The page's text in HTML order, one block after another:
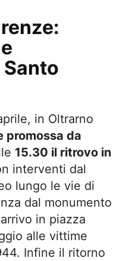
in Oltrarno
promossa da
15.30 il ritrovo in
interventi dal
lungo le vie di
dal monumento
arrivo in piazza
alle vittime
Infine il ritorno